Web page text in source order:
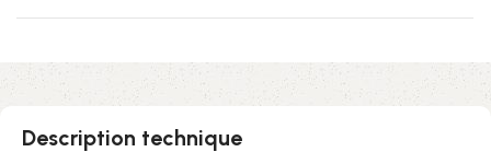
Description technique